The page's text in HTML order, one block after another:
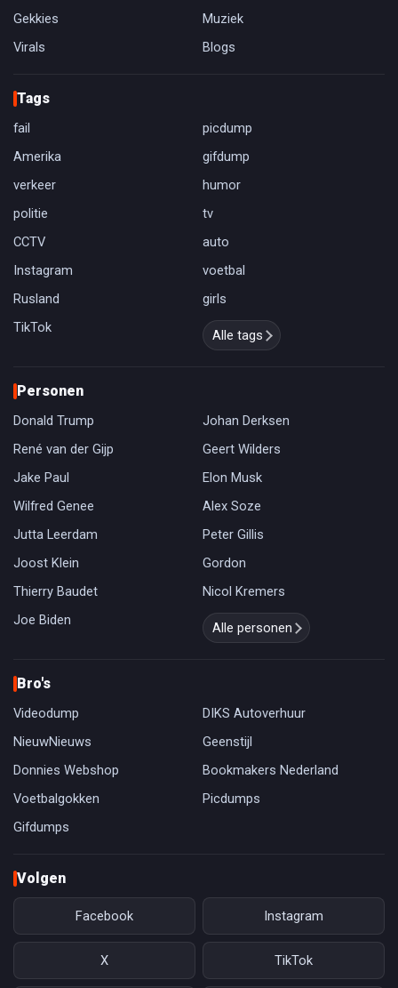
Gekkies
Muziek
Virals
Blogs
Tags
fail
picdump
Amerika
gifdump
verkeer
humor
politie
tv
CCTV
auto
Instagram
voetbal
Rusland
girls
TikTok
Alle tags
Personen
Donald Trump
Johan Derksen
René van der Gijp
Geert Wilders
Jake Paul
Elon Musk
Wilfred Genee
Alex Soze
Jutta Leerdam
Peter Gillis
Joost Klein
Gordon
Thierry Baudet
Nicol Kremers
Joe Biden
Alle personen
Bro's
Videodump
DIKS Autoverhuur
NieuwNieuws
Geenstijl
Donnies Webshop
Bookmakers Nederland
Voetbalgokken
Picdumps
Gifdumps
Volgen
Facebook Instagram
X TikTok